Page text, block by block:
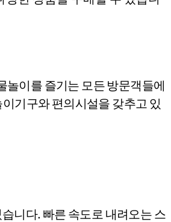
놀이를 즐기는 모든 방문객들에
기구와 편의시설을 갖추고 있
니다. 빠른 속도로 내려오는 스